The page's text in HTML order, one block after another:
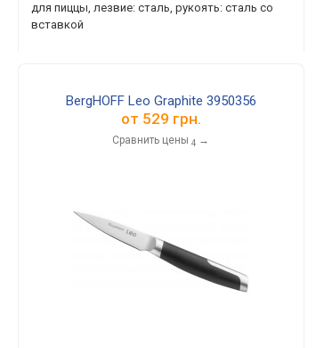
для пиццы, лезвие: сталь, рукоять: сталь со
вставкой
BergHOFF Leo Graphite 3950356
от 529 грн.
Сравнить цены 4 →